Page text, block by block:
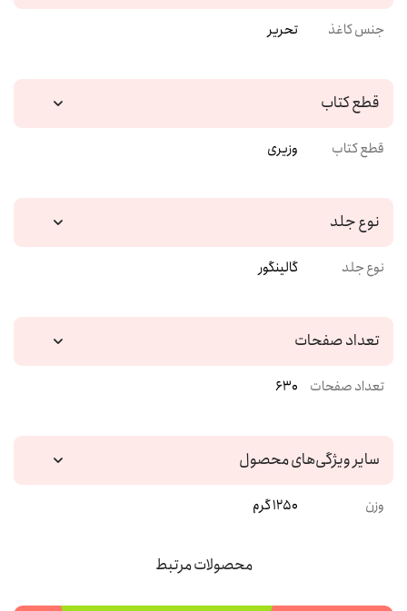
جنس کاغذ تحریر
قطع کتاب
قطع کتاب وزیری
نوع جلد
نوع جلد گالینگور
تعداد صفحات
تعداد صفحات 630
سایر ویژگی‌های محصول
وزن 1250 گرم
محصولات مرتبط